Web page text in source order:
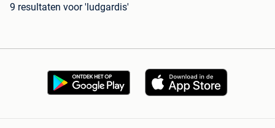
9 resultaten voor 'ludgardis'